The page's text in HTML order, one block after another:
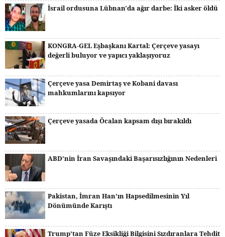
İsrail ordusuna Lübnan'da ağır darbe: İki asker öldü
KONGRA-GEL Eşbaşkanı Kartal: Çerçeve yasayı
değerli buluyor ve yapıcı yaklaşıyoruz
Çerçeve yasa Demirtaş ve Kobani davası
mahkumlarını kapsıyor
Çerçeve yasada Öcalan kapsam dışı bırakıldı
ABD’nin İran Savaşındaki Başarısızlığının Nedenleri
Pakistan, İmran Han’ın Hapsedilmesinin Yıl
Dönümünde Karıştı
Trump’tan Füze Eksikliği Bilgisini Sızdıranlara Tehdit